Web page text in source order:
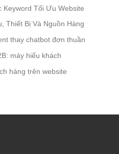
Keyword Tối Ưu Website
Thiết Bị Và Nguồn Hàng
thay chatbot đơn thuần
máy hiểu khách
hàng trên website